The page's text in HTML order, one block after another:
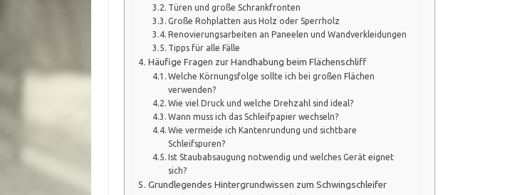
Türen und große Schrankfronten
Große Rohplatten aus Holz oder Sperrholz
Renovierungsarbeiten an Paneelen und Wandverkleidungen
Tipps für alle Fälle
Häufige Fragen zur Handhabung beim Flächenschliff
Welche Körnungsfolge sollte ich bei großen Flächen
verwenden?
Wie viel Druck und welche Drehzahl sind ideal?
Wann muss ich das Schleifpapier wechseln?
Wie vermeide ich Kantenrundung und sichtbare
Schleifspuren?
Ist Staubabsaugung notwendig und welches Gerät eignet
sich?
Grundlegendes Hintergrundwissen zum Schwingschleifer